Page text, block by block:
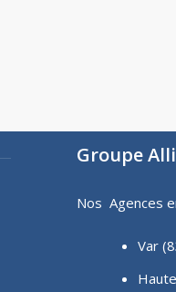
Groupe
Nos Agences
Var